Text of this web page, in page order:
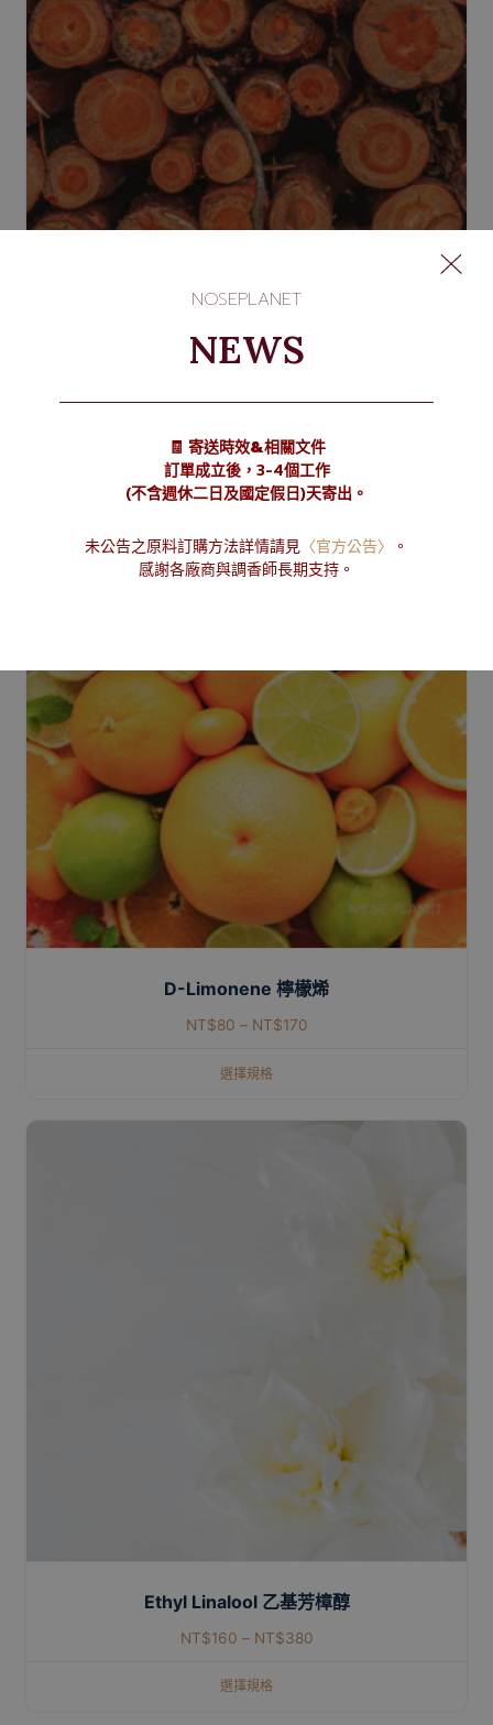
選擇規格
D-Limonene 檸檬烯
NT$80 – NT$170
選擇規格
Ethyl Linalool 乙基芳樟醇
NT$160 – NT$380
選擇規格
NOSEPLANET
NEWS
🧾 寄送時效&相關文件
訂單成立後，3-4個工作
(不含週休二日及國定假日)天寄出。
未公告之原料訂購方法詳情請見 〈官方公告〉
。
感謝各廠商與調香師長期支持。